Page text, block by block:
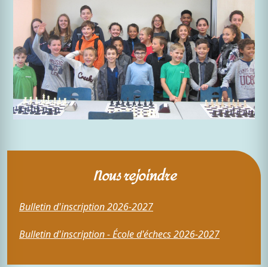
Nous rejoindre
Bulletin d'inscription 2026-2027
Bulletin d'inscription - École d'échecs 2026-2027